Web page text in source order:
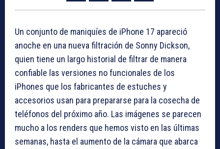
Un conjunto de maniquíes de iPhone 17 apareció
anoche en una nueva filtración de Sonny Dickson,
quien tiene un largo historial de filtrar de manera
confiable las versiones no funcionales de los
iPhones que los fabricantes de estuches y
accesorios usan para prepararse para la cosecha de
teléfonos del próximo año. Las imágenes se parecen
mucho a los renders que hemos visto en las últimas
semanas, hasta el aumento de la cámara que abarca